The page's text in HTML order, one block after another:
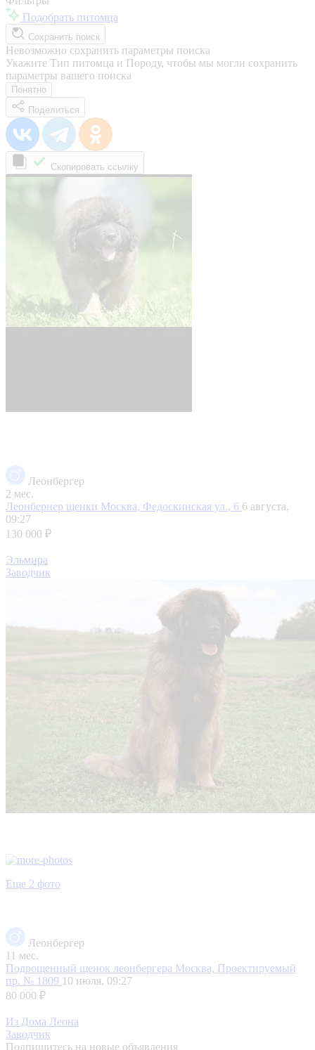
Подобрать питомца
Сохранить поиск
Невозможно сохранить параметры поиска
Укажите Тип питомца и Породу, чтобы мы могли сохранить
параметры вашего поиска
Понятно
Поделиться
Скопировать ссылку
Леонбергер
2 мес.
Леонбернер щенки Москва, Федоскинская ул., 6 6 августа,
09:27
130 000 ₽
Эльмира
Заводчик
Еще 2 фото
Леонбергер
11 мес.
Подрощенный щенок леонбергера Москва, Проектируемый
пр. № 1809 10 июля, 09:27
80 000 ₽
Из Дома Леона
Заводчик
Подпишитесь на новые объявления